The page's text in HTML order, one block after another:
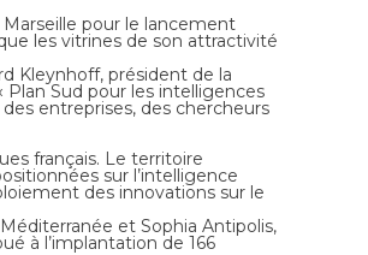
pour le lancement
les vitrines de son attractivité
Kleynhoff, président de la
Sud pour les intelligences
entreprises, des chercheurs
français. Le territoire
sur l’intelligence
des innovations sur le
et Sophia Antipolis,
à l’implantation de 166